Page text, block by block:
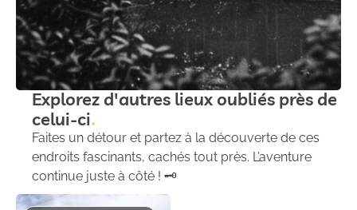
Explorez d'autres lieux oubliés près de
celui-ci
Faites un détour et partez à la découverte de ces
endroits fascinants, cachés tout près. L’aventure
continue juste à côté ! 🗝️